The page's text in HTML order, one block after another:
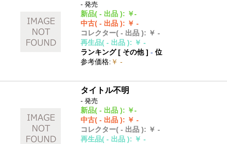
- 発売
新品( - 出品 ): ￥-
中古( - 出品 ): ￥ -
コレクター( - 出品 ): ￥ -
再生品( - 出品 ): ￥ -
ランキング [ その他]- 位
参考価格: ￥ -
タイトル不明
- 発売
新品( - 出品 ): ￥-
中古( - 出品 ): ￥ -
コレクター( - 出品 ): ￥ -
再生品( - 出品 ): ￥ -